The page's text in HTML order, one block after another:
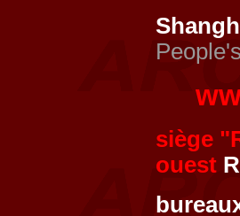
siège
ouest